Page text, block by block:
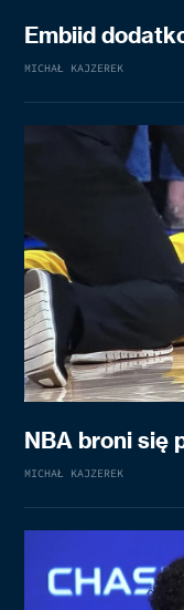
Embiid
MICHAŁ KAJZEREK
NBA broni się
MICHAŁ KAJZEREK